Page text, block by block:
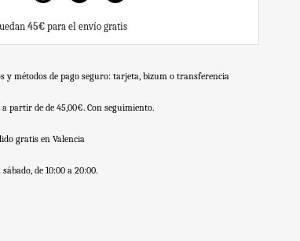
45€ para el envío gratis
y métodos de pago seguro: tarjeta, bizum o transferencia
a partir de de 45,00€. Con seguimiento.
gratis en Valencia
de 10:00 a 20:00.